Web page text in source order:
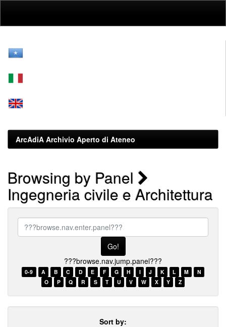
ArcAdiA Archivio Aperto di Ateneo
Browsing by Panel
Ingegneria civile e Architettura
???
browse.nav.enter.panel???
???browse.nav.jump.panel???
0-9 A B C D E F G H I J K L M
N
O
P Q R S T U V W X Y Z
Sort by: